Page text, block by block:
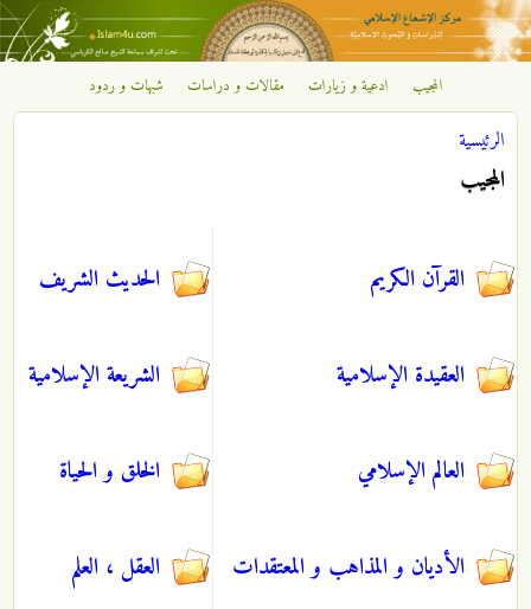
تجاوز إلى المحتوى الرئيسي
مركز
الإشعاع
المجيب ادعية و زيارات مقالات و دراسات شبهات و ردود
أنت هنا
الرئيسية
المجيب
القرآن الكريم الحديث الشريف
العقيدة الإسلامية الشريعة الإسلامية
العالم الإسلامي الخلق و الحياة
الأديان و المذاهب و المعتقدات العقل ، العلم